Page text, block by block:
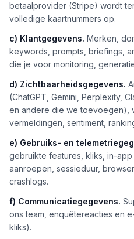
betaalprovider (Stripe) wordt
volledige kaartnummers op.
c) Klantgegevens. Merken,
keywords, prompts, briefings,
die je voor monitoring,
d) Zichtbaarheidsgegevens.
(ChatGPT, Gemini, Perplexity,
en andere die we toevoegen),
vermeldingen, sentiment,
e) Gebruiks- en
gebruikte features, kliks, in-
aanroepen, sessieduur,
crashlogs.
f) Communicatiegegevens.
ons team, enquêtereacties en
kliks).